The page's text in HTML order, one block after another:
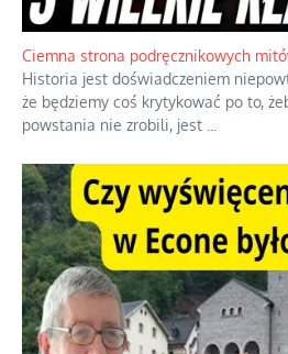
Jednym z dziedzictw polskiej
oceniania wszystkiego w
również polityki międzynarodowej, a